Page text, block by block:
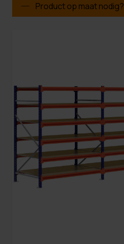
Product op maat nodig?